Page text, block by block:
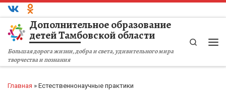
Перейти к содержимому
Дополнительное образование
детей Тамбовской области
Большая дорога жизни, добра и света, удивительного мира
творчества и познания
Search
Главная » Естественнонаучные практики